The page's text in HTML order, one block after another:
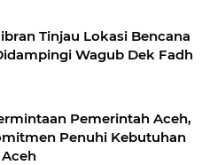
Tinjau Lokasi Bencana
Wagub Dek Fadh
Pemerintah Aceh,
Penuhi Kebutuhan